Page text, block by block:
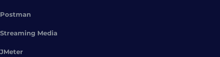
Postman
Streaming Media
JMeter